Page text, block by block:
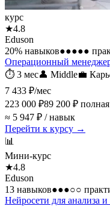
курс
★4.8
Eduson
20% навыков●●●●●
Операционный
⏱ 3 мес👤 Middle💼
7 433 ₽/мес
223 000 ₽89 200 ₽
≈ 5 947 ₽ / навык
Перейти к курсу →
📊
Мини-курс
★4.8
Eduson
13 навыков●●●○○
Нейросети для анализа